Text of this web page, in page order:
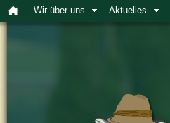
Wir über uns Aktuelles